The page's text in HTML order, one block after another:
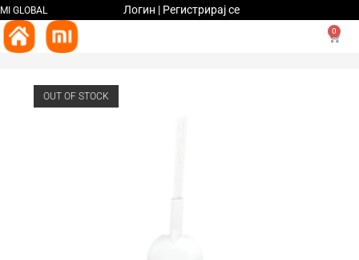
MI GLOBAL Логин | Регистрирај се
0
OUT OF STOCK